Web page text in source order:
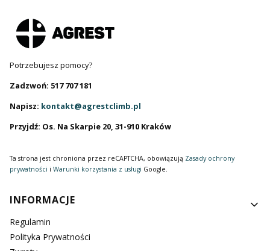
Potrzebujesz pomocy?
Zadzwoń: 517 707 181
Napisz: kontakt@agrestclimb.pl
Przyjdź: Os. Na Skarpie 20, 31-910 Kraków
Ta strona jest chroniona przez reCAPTCHA, obowiązują Zasady ochrony
prywatności i Warunki korzystania z usługi Google.
Linki w stopce
INFORMACJE
Regulamin
Polityka Prywatności